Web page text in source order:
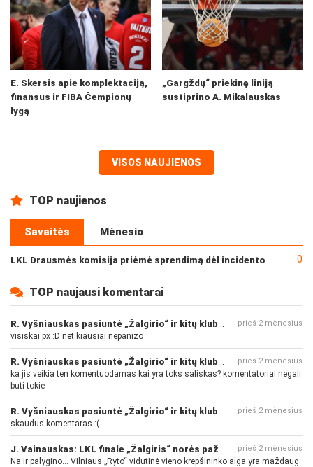
E. Skersis apie komplektaciją,
finansus ir FIBA Čempionų
lygą
„Gargždų“ priekinę liniją
sustiprino A. Mikalauskas
VISOS NAUJIENOS
TOP naujienos
Savaitės Mėnesio
0
TOP naujausi komentarai
prieš 2 mėnesius
visiskai px :D net kiausiai nepanizo
prieš 2 mėnesius
ka jis veikia ten komentuodamas kai yra toks saliskas? komentatoriai negali
buti tokie
prieš 2 mėnesius
skaudus komentaras :(
prieš 2 mėnesius
Na ir palygino... Vilniaus „Ryto“ vidutinė vieno krepšininko alga yra maždaug